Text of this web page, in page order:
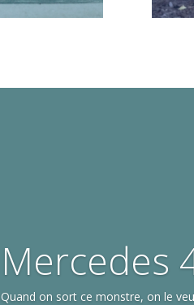
Mercedes
Quand on sort ce monstre, on le